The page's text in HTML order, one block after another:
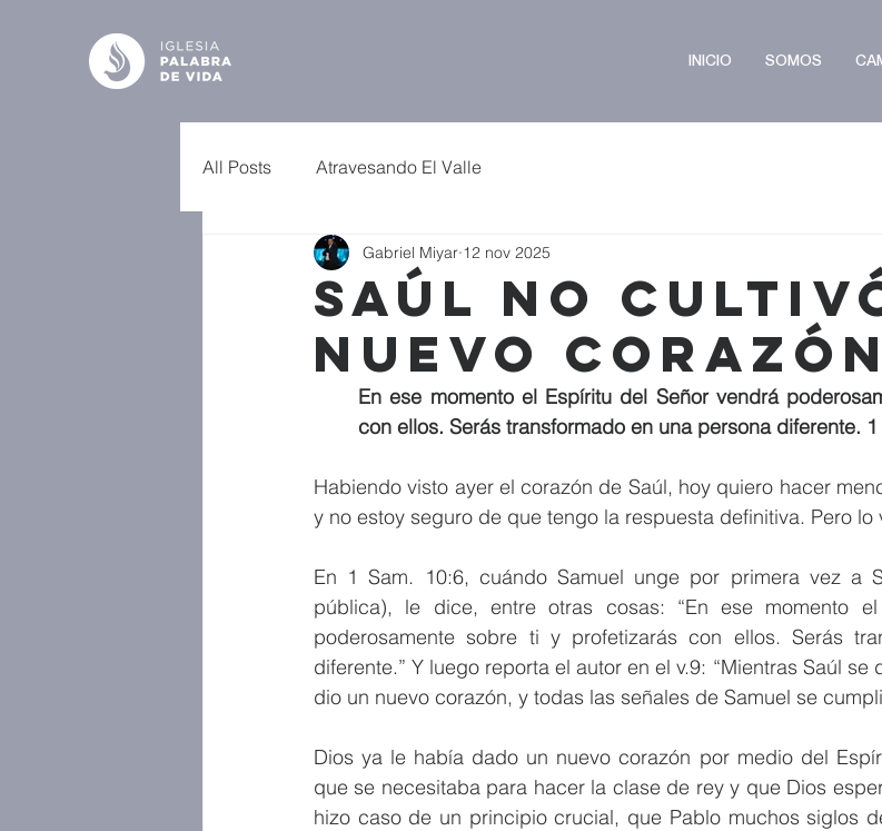
INICIO SOMOS
All Posts Atravesando El Valle
Saúl No
Nuevo Corazón
Gabriel Miyar 12 nov 2025
En ese momento el Espíritu del Señor vendrá
con ellos. Serás transformado en una persona diferente.
Habiendo visto ayer el corazón de Saúl, hoy quiero hacer
y no estoy seguro de que tengo la respuesta definitiva. Pero lo
En 1 Sam. 10:6, cuándo Samuel unge por primera vez a
pública), le dice, entre otras cosas: “En ese momento
poderosamente sobre ti y profetizarás con ellos. Serás
diferente.” Y luego reporta el autor en el v.9: “Mientras Saúl
dio un nuevo corazón, y todas las señales de Samuel se
Dios ya le había dado un nuevo corazón por medio del
que se necesitaba para hacer la clase de rey y que Dios
hizo caso de un principio crucial, que Pablo muchos siglos